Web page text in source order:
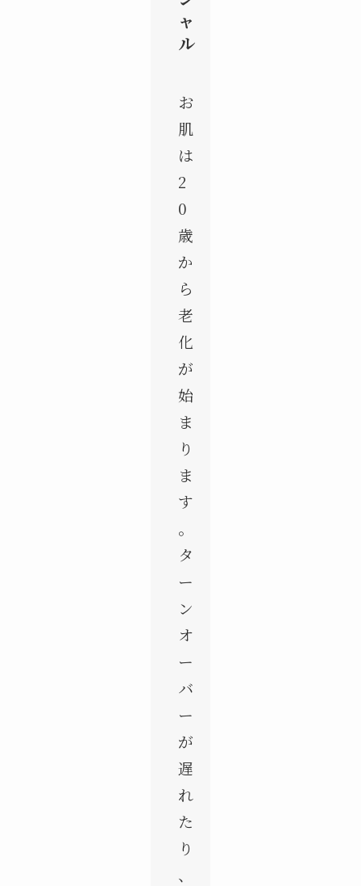
ャ
ル
お
肌
は
2
0
歳
か
ら
老
化
が
始
ま
り
ま
す
。
タ
ー
ン
オ
ー
バ
ー
が
遅
れ
た
り
、